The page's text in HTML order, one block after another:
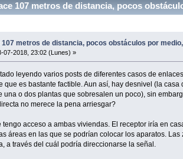
107 metros de distancia, pocos
107 metros de distancia, pocos obstáculos por
07-2018, 23:02 (Lunes) »
leyendo varios posts de diferentes casos de
que es bastante factible. Aun así, hay desnivel (la
una o dos plantas que sobresalen un poco), sin
no merece la pena arriesgar?
tengo acceso a ambas viviendas. El receptor iría en
áreas en las que se podrían colocar los aparatos.
a través del cuál podría direccionarse la señal.